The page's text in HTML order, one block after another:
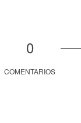
0
COMENTARIOS